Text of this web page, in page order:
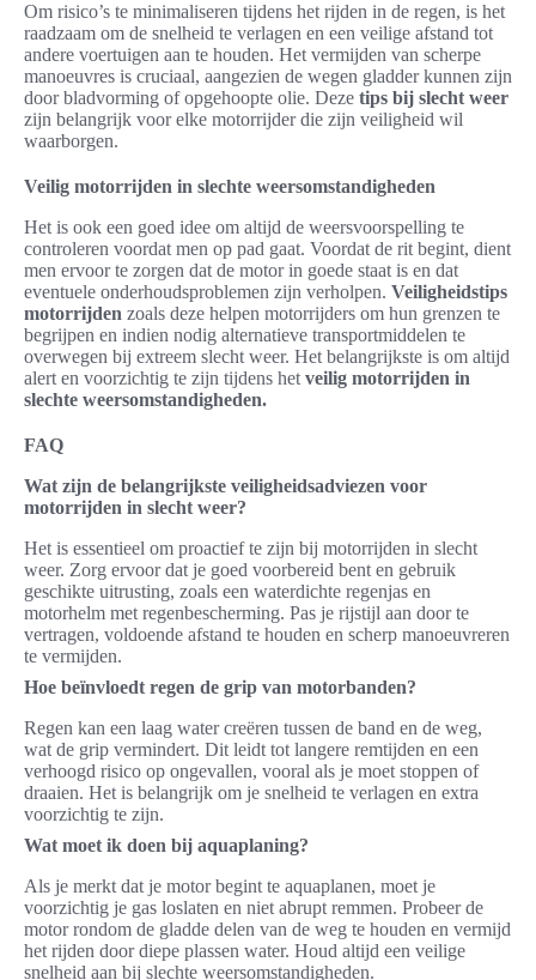
Om risico’s te minimaliseren tijdens het rijden in de regen, is het
raadzaam om de snelheid te verlagen en een veilige afstand tot
andere voertuigen aan te houden. Het vermijden van scherpe
manoeuvres is cruciaal, aangezien de wegen gladder kunnen zijn
door bladvorming of opgehoopte olie. Deze tips bij slecht weer
zijn belangrijk voor elke motorrijder die zijn veiligheid wil
waarborgen.
Veilig motorrijden in slechte weersomstandigheden
Het is ook een goed idee om altijd de weersvoorspelling te
controleren voordat men op pad gaat. Voordat de rit begint, dient
men ervoor te zorgen dat de motor in goede staat is en dat
eventuele onderhoudsproblemen zijn verholpen. Veiligheidstips
motorrijden zoals deze helpen motorrijders om hun grenzen te
begrijpen en indien nodig alternatieve transportmiddelen te
overwegen bij extreem slecht weer. Het belangrijkste is om altijd
alert en voorzichtig te zijn tijdens het veilig motorrijden in
slechte weersomstandigheden.
FAQ
Wat zijn de belangrijkste veiligheidsadviezen voor
motorrijden in slecht weer?
Het is essentieel om proactief te zijn bij motorrijden in slecht
weer. Zorg ervoor dat je goed voorbereid bent en gebruik
geschikte uitrusting, zoals een waterdichte regenjas en
motorhelm met regenbescherming. Pas je rijstijl aan door te
vertragen, voldoende afstand te houden en scherp manoeuvreren
te vermijden.
Hoe beïnvloedt regen de grip van motorbanden?
Regen kan een laag water creëren tussen de band en de weg,
wat de grip vermindert. Dit leidt tot langere remtijden en een
verhoogd risico op ongevallen, vooral als je moet stoppen of
draaien. Het is belangrijk om je snelheid te verlagen en extra
voorzichtig te zijn.
Wat moet ik doen bij aquaplaning?
Als je merkt dat je motor begint te aquaplanen, moet je
voorzichtig je gas loslaten en niet abrupt remmen. Probeer de
motor rondom de gladde delen van de weg te houden en vermijd
het rijden door diepe plassen water. Houd altijd een veilige
snelheid aan bij slechte weersomstandigheden.